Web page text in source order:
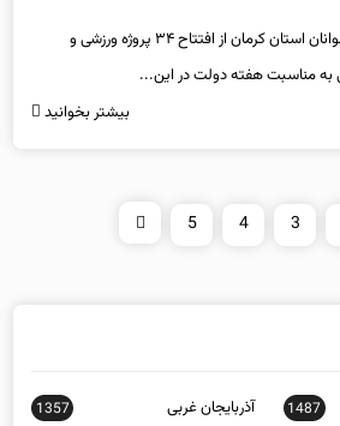
سرپرست اداره کل ورزش و جوانان استان کرمان از افتتاح ۳۴ پروژه ورزشی و
بیشتر بخوانید
3
4
5
1487 آذربایجان غربی 1357